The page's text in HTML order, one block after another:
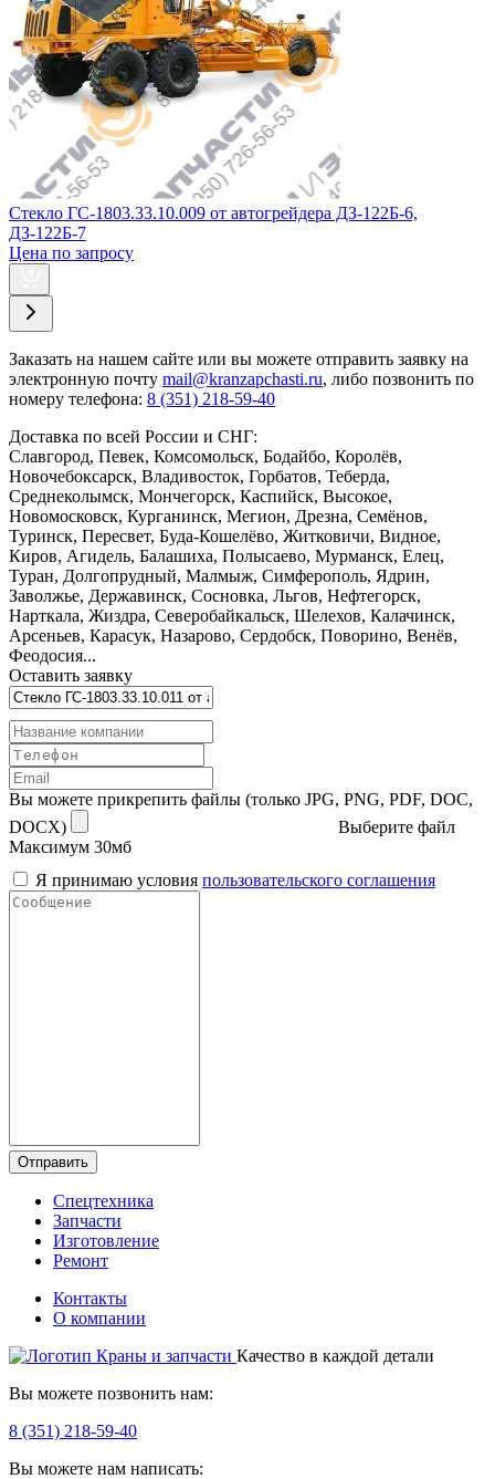
Стекло ГС-1803.33.10.009 от автогрейдера ДЗ-122Б-6,
ДЗ-122Б-7
Цена по запросу
Заказать на нашем сайте или вы можете отправить заявку на
электронную почту mail@kranzapchasti.ru, либо позвонить по
номеру телефона: 8 (351) 218-59-40
Доставка по всей России и СНГ:
Славгород, Певек, Комсомольск, Бодайбо, Королёв,
Новочебоксарск, Владивосток, Горбатов, Теберда,
Среднеколымск, Мончегорск, Каспийск, Высокое,
Новомосковск, Курганинск, Мегион, Дрезна, Семёнов,
Туринск, Пересвет, Буда-Кошелёво, Житковичи, Видное,
Киров, Агидель, Балашиха, Полысаево, Мурманск, Елец,
Туран, Долгопрудный, Малмыж, Симферополь, Ядрин,
Заволжье, Державинск, Сосновка, Льгов, Нефтегорск,
Нарткала, Жиздра, Северобайкальск, Шелехов, Калачинск,
Арсеньев, Карасук, Назарово, Сердобск, Поворино, Венёв,
Феодосия...
Оставить заявку
Вы можете прикрепить файлы (только JPG, PNG, PDF, DOC,
DOCX)
Выберите файл
Максимум 30мб
Я принимаю условия пользовательского соглашения
Отправить
Спецтехника
Запчасти
Изготовление
Ремонт
Контакты
О компании
Качество в каждой детали
Вы можете позвонить нам:
8 (351) 218-59-40
Вы можете нам написать: